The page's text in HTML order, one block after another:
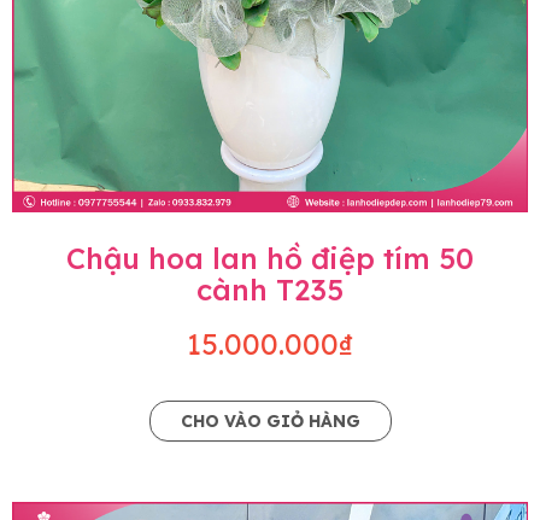
Chậu hoa lan hồ điệp tím 50
cành T235
15.000.000₫
CHO VÀO GIỎ HÀNG